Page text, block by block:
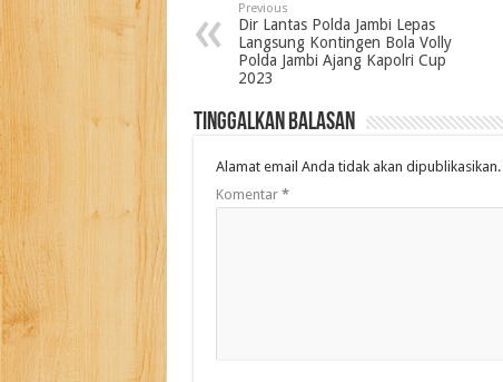
Previous
Dir Lantas Polda Jambi Lepas
Langsung Kontingen Bola Volly
Polda Jambi Ajang Kapolri Cup
2023
Tinggalkan Balasan
Alamat email Anda tidak akan dipublikasikan.
Komentar *